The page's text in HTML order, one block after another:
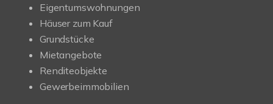
Eigentumswohnungen
Häuser zum Kauf
Grundstücke
Mietangebote
Renditeobjekte
Gewerbeimmobilien